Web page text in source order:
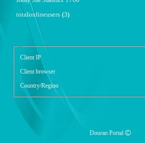
totalonlineusers (3)
گزارش آمار سایت - خلاصه
Client IP
Client browser
Country/Region
Douran Portal